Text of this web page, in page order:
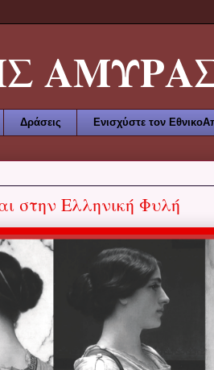
ΑΜΥΡΑΣ
Δράσεις Ενισχύστε τον
στην Ελληνική Φυλή